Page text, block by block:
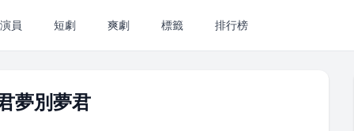
演員 短劇 爽劇 標籤 排行榜
夢別夢君